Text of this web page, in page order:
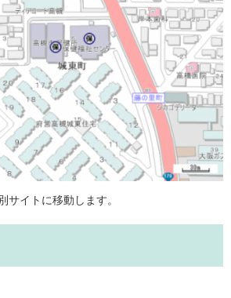
サイトに移動します。